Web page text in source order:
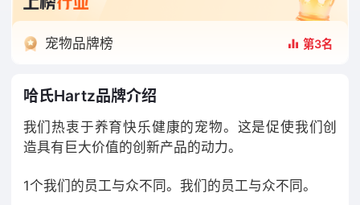
宠物品牌榜 第3名
哈氏Hartz品牌介绍
我们热衷于养育快乐健康的宠物。这是促使我们创
造具有巨大价值的创新产品的动力。
1个我们的员工与众不同。我们的员工与众不同。